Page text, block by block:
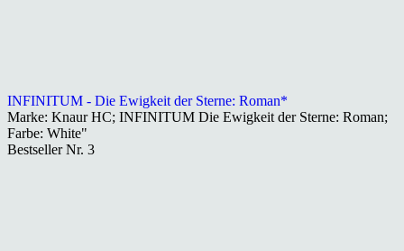
INFINITUM - Die Ewigkeit der Sterne: Roman*
Marke: Knaur HC; INFINITUM Die Ewigkeit der Sterne: Roman;
Farbe: White"
Bestseller Nr. 3